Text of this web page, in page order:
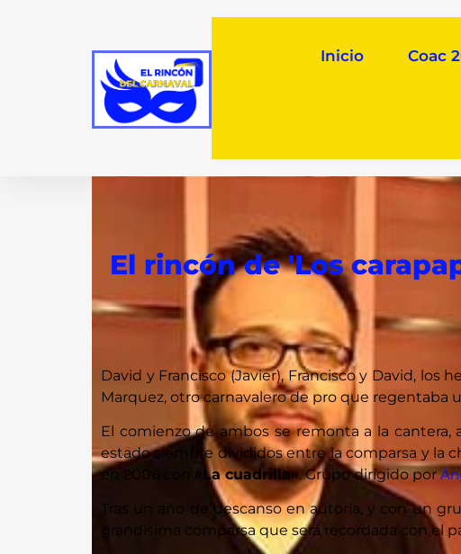
Inicio Coac
El rincón de 'Los
David y Francisco (Javier), Francisco y David, los
Marquez, otro carnavalero de pro que regentaba
El comienzo de ambos se remonta a la
estado siempre divididos entre la comparsa y la
en 2006 con «La cuadrilla». Grupo dirigido por
Tras un año de descanso en autoría, y con un
grandísima comparsa que será recordada con el